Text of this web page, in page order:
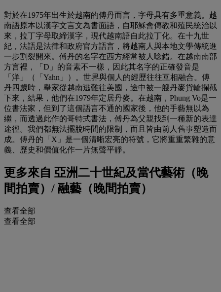
對於在1975年出生於越南的傅丹而言，字母具有多重意義。越
南語原本以漢字文言文為書面語，自耶穌會傳教和殖民統治以
來，拉丁字母取締漢字，現代越南語自此拉丁化。在十九世
紀，法語是法律和政府官方語言，將越南人與本地文學傳統進
一步割裂開來。傅丹的名字在西方經常被人唸錯。在越南南部
方言裡，「D」的音素不一樣，因此其名字的正確發音是
「洋」（「Yahn」）。世界與個人的經歷往往互相融合。傅
丹四歲時，舉家從越南逃難往美國，途中被一艘丹麥貨輪攔截
下來，結果，他們在1979年定居丹麥。在越南，Phung Vo是一
位書法家，但到了這個語言不通的國家後，他的手藝無以為
繼，而透過此作的哥特式書法，傅丹為父親找到一種新的表達
途徑。我們都無法擺脫時間的限制，而且皆由前人舊事塑造而
成。傅丹的「X」是一個清晰宏亮的符號，它將重重繁雜的意
義、歷史和價值化作一片無聲平靜。
更多來自 亞洲二十世紀及當代藝術（晚
間拍賣）/ 融藝（晚間拍賣）
查看全部
查看全部